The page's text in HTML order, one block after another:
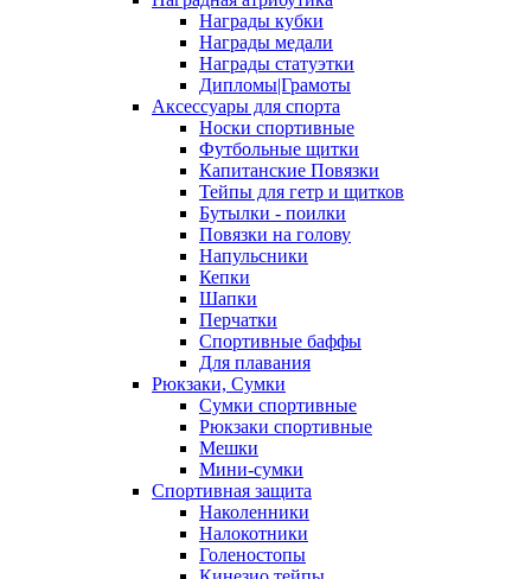
Награды кубки
Награды медали
Награды статуэтки
Дипломы|Грамоты
Аксессуары для спорта
Носки спортивные
Футбольные щитки
Капитанские Повязки
Тейпы для гетр и щитков
Бутылки - поилки
Повязки на голову
Напульсники
Кепки
Шапки
Перчатки
Спортивные баффы
Для плавания
Рюкзаки, Сумки
Сумки спортивные
Рюкзаки спортивные
Мешки
Мини-сумки
Спортивная защита
Наколенники
Налокотники
Голеностопы